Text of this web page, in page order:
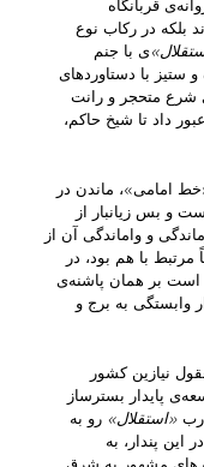
قربانگاه
بلکه در رکاب نوع
»ی با جنم
ستیز با دستاوردهای
شرع متحجر و رانت
داد تا شیخ حاکم،
امامی»، ماندن در
و بس زیانبار از
و واماندگی آن از
با هم بود، در
است بر همان پاشنه‌ی
وابستگی به برج و
نیازین کشور
پایدار بسترساز
«استقلال» رو به
این پندار، به